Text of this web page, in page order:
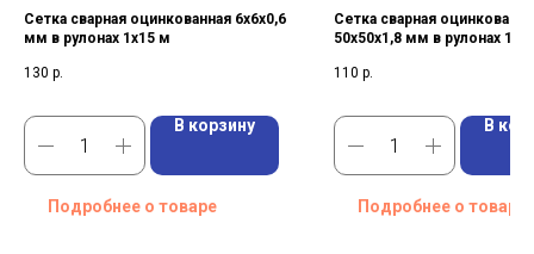
Сетка сварная оцинкованная 6х6х0,6
мм в рулонах 1х15 м
130 р.
В корзину
Подробнее о товаре
Сетка сварная
50х50х1,8 мм в рулонах
110 р.
В
Подробнее о товаре